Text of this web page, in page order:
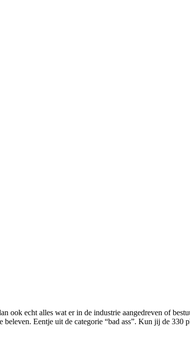
ook echt alles wat er in de industrie aangedreven of
Eentje uit de categorie “bad ass”. Kun jij de 330